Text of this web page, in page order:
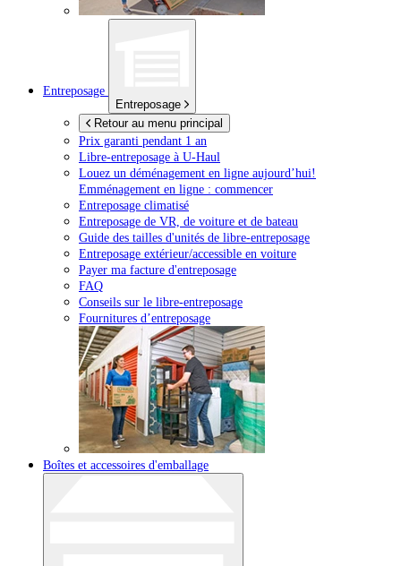
Entreposage
Entreposage
Retour au menu principal
Prix garanti pendant 1 an
Libre-entreposage à U-Haul
Louez un déménagement en ligne aujourd’hui!
Emménagement en ligne : commencer
Entreposage climatisé
Entreposage de VR, de voiture et de bateau
Guide des tailles d'unités de libre-entreposage
Entreposage extérieur/accessible en voiture
Payer ma facture d'entreposage
FAQ
Conseils sur le libre-entreposage
Fournitures d’entreposage
Boîtes et accessoires d'emballage